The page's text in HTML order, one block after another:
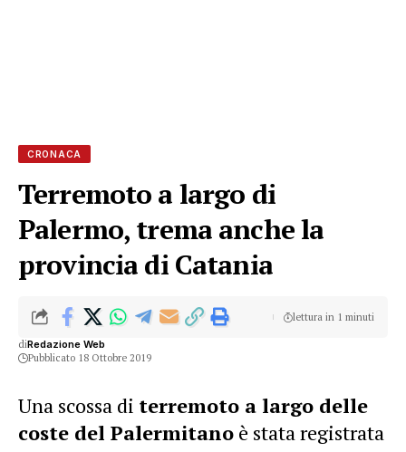
CRONACA
Terremoto a largo di
Palermo, trema anche la
provincia di Catania
diRedazione Web
Pubblicato 18 Ottobre 2019
lettura in 1 minuti
Una scossa di terremoto a largo delle
coste del Palermitano è stata registrata